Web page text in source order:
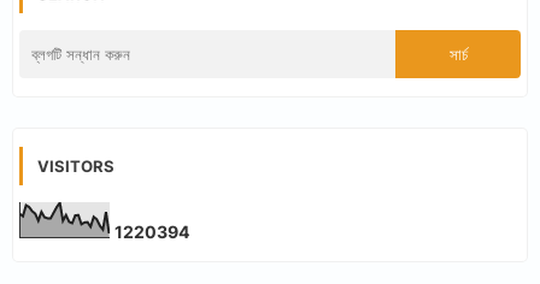
VISITORS
1220394